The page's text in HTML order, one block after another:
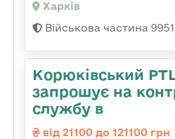
Харків
Військова частина
Корюківський
запрошує на
службу в
від 21100 до 121100 грн